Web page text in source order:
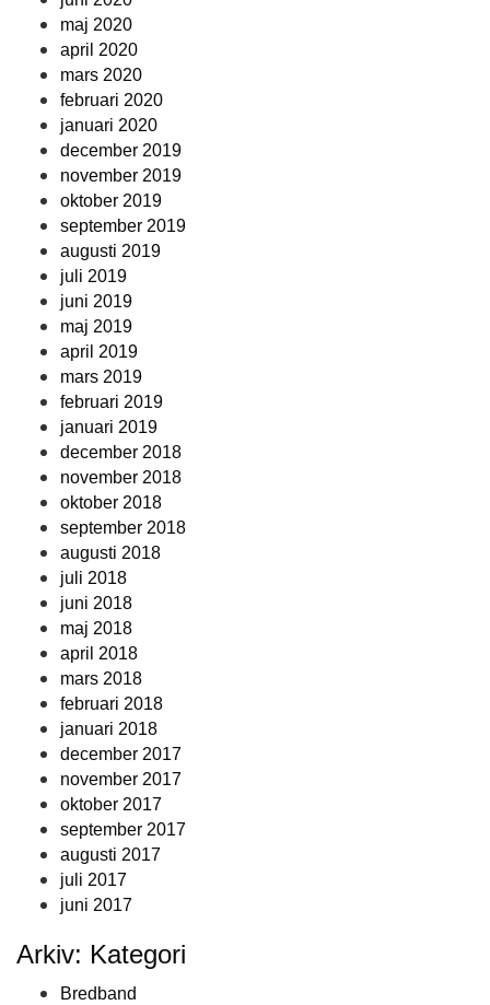
maj 2020
april 2020
mars 2020
februari 2020
januari 2020
december 2019
november 2019
oktober 2019
september 2019
augusti 2019
juli 2019
juni 2019
maj 2019
april 2019
mars 2019
februari 2019
januari 2019
december 2018
november 2018
oktober 2018
september 2018
augusti 2018
juli 2018
juni 2018
maj 2018
april 2018
mars 2018
februari 2018
januari 2018
december 2017
november 2017
oktober 2017
september 2017
augusti 2017
juli 2017
juni 2017
Arkiv: Kategori
Bredband